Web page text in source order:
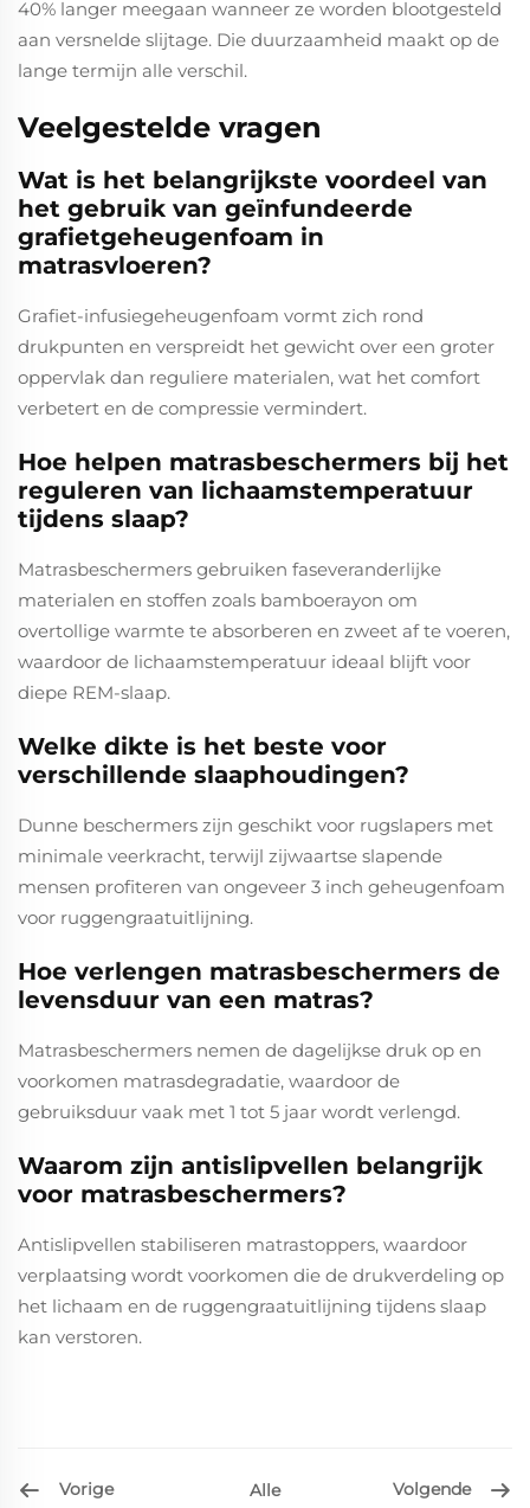
40% langer meegaan wanneer ze worden blootgesteld
aan versnelde slijtage. Die duurzaamheid maakt op de
lange termijn alle verschil.
Veelgestelde vragen
Wat is het belangrijkste voordeel van
het gebruik van geïnfundeerde
grafietgeheugenfoam in
matrasvloeren?
Grafiet-infusiegeheugenfoam vormt zich rond
drukpunten en verspreidt het gewicht over een groter
oppervlak dan reguliere materialen, wat het comfort
verbetert en de compressie vermindert.
Hoe helpen matrasbeschermers bij het
reguleren van lichaamstemperatuur
tijdens slaap?
Matrasbeschermers gebruiken faseveranderlijke
materialen en stoffen zoals bamboerayon om
overtollige warmte te absorberen en zweet af te voeren,
waardoor de lichaamstemperatuur ideaal blijft voor
diepe REM-slaap.
Welke dikte is het beste voor
verschillende slaaphoudingen?
Dunne beschermers zijn geschikt voor rugslapers met
minimale veerkracht, terwijl zijwaartse slapende
mensen profiteren van ongeveer 3 inch geheugenfoam
voor ruggengraatuitlijning.
Hoe verlengen matrasbeschermers de
levensduur van een matras?
Matrasbeschermers nemen de dagelijkse druk op en
voorkomen matrasdegradatie, waardoor de
gebruiksduur vaak met 1 tot 5 jaar wordt verlengd.
Waarom zijn antislipvellen belangrijk
voor matrasbeschermers?
Antislipvellen stabiliseren matrastoppers, waardoor
verplaatsing wordt voorkomen die de drukverdeling op
het lichaam en de ruggengraatuitlijning tijdens slaap
kan verstoren.
Vorige Alle Volgende